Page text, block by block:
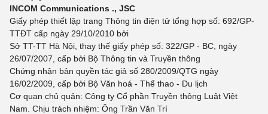
INCOM Communications ., JSC
Giấy phép thiết lập trang Thông tin điện tử tổng hợp số: 692/GP-
TTĐT cấp ngày 29/10/2010 bởi
Sở TT-TT Hà Nội, thay thế giấy phép số: 322/GP - BC, ngày
26/07/2007, cấp bởi Bộ Thông tin và Truyền thông
Chứng nhận bản quyền tác giả số 280/2009/QTG ngày
16/02/2009, cấp bởi Bộ Văn hoá - Thể thao - Du lịch
Cơ quan chủ quản: Công ty Cổ phần Truyền thông Luật Việt
Nam. Chịu trách nhiệm: Ông Trần Văn Trí